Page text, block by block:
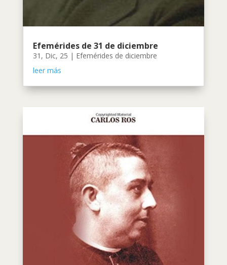
Efemérides de 31 de diciembre
31, Dic, 25 | Efemérides de diciembre
leer más